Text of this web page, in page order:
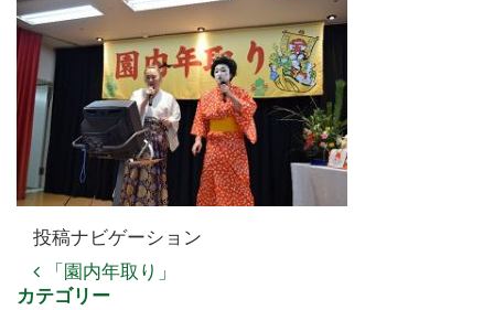
投稿ナビゲーション
「園内年取り」
カテゴリー